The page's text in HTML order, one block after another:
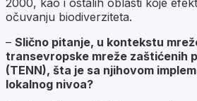
očuvanju biodiverziteta.
– Slično pitanje, u kontekstu
transevropske mreže zaštićenih
(TENN), šta je sa njihovom
lokalnog nivoa?